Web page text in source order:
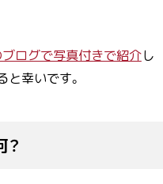
ログで写真付きで紹介し
と幸いです。